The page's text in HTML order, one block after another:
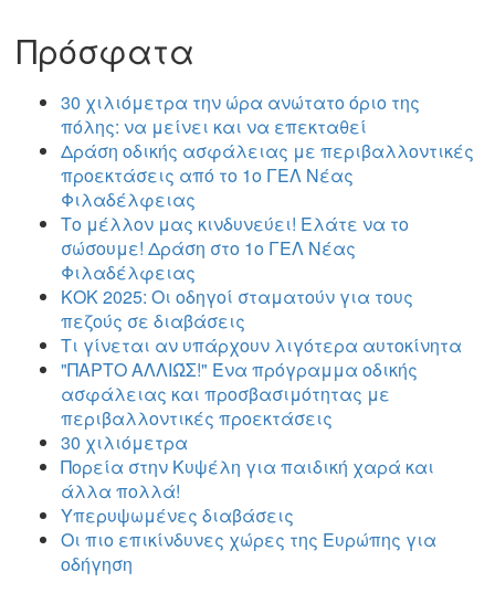
Πρόσφατα
30 χιλιόμετρα την ώρα ανώτατο όριο της
πόλης: να μείνει και να επεκταθεί
Δράση οδικής ασφάλειας με περιβαλλοντικές
προεκτάσεις από το 1ο ΓΕΛ Νέας
Φιλαδέλφειας
Το μέλλον μας κινδυνεύει! Ελάτε να το
σώσουμε! Δράση στο 1ο ΓΕΛ Νέας
Φιλαδέλφειας
ΚΟΚ 2025: Οι οδηγοί σταματούν για τους
πεζούς σε διαβάσεις
Τι γίνεται αν υπάρχουν λιγότερα αυτοκίνητα
"ΠΑΡΤΟ ΑΛΛΙΏΣ!" Ένα πρόγραμμα οδικής
ασφάλειας και προσβασιμότητας με
περιβαλλοντικές προεκτάσεις
30 χιλιόμετρα
Πορεία στην Κυψέλη για παιδική χαρά και
άλλα πολλά!
Υπερυψωμένες διαβάσεις
Οι πιο επικίνδυνες χώρες της Ευρώπης για
οδήγηση